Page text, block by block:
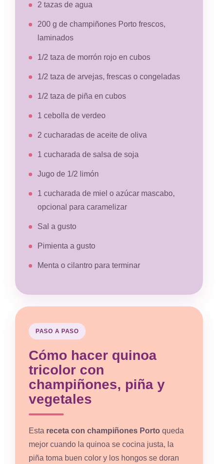
2 tazas de agua
200 g de champiñones Porto frescos,
laminados
1/2 taza de morrón rojo en cubos
1/2 taza de arvejas, frescas o congeladas
1/2 taza de piña en cubos
1 cebolla de verdeo
2 cucharadas de aceite de oliva
1 cucharada de salsa de soja
Jugo de 1/2 limón
1 cucharada de miel o azúcar mascabo,
opcional para caramelizar
Sal a gusto
Pimienta a gusto
Menta o cilantro para terminar
PASO A PASO
Cómo hacer quinoa
tricolor con
champiñones, piña y
vegetales
Esta receta con champiñones Porto queda
mejor cuando la quinoa se cocina justa, la
piña toma buen color y los hongos se doran